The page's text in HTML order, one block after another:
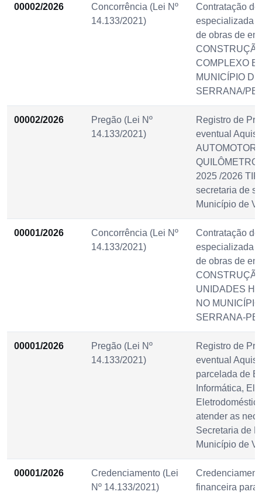
00002/2026
Concorrência (Lei Nº
14.133/2021)
Contratação de
especializada
de obras de
COMPLEXO
MUNICÍPIO
SERRANA/PB.
00002/2026
Pregão (Lei Nº
14.133/2021)
Registro de
eventual
AUTOMOTOR
2025 /2026
secretaria de
Município de
00001/2026
Concorrência (Lei Nº
14.133/2021)
Contratação de
especializada
de obras de
UNIDADES
NO
SERRANA-PB.
00001/2026
Pregão (Lei Nº
14.133/2021)
Registro de
eventual
parcelada de
Informática,
atender as
Secretaria de
Município de
00001/2026
Credenciamento (Lei
Nº 14.133/2021)
financeira para